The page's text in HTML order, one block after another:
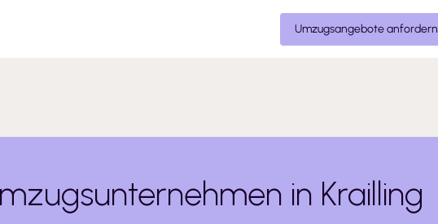
Umzugsangebote anfordern
in Krailling